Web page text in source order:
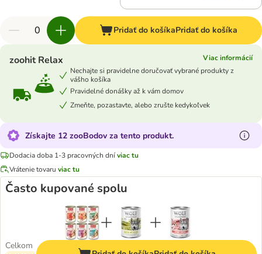
Pridať do košíkaPridať do košíka
zoohit Relax
Viac informácií
Nechajte si pravidelne doručovať vybrané produkty z
vášho košíka
Pravidelné donášky až k vám domov
Zmeňte, pozastavte, alebo zrušte kedykoľvek
Získajte 12 zooBodov za tento produkt.
Dodacia doba 1-3 pracovných dníviac tu
Vrátenie tovaru viac tu
Často kupované spolu
Celkom